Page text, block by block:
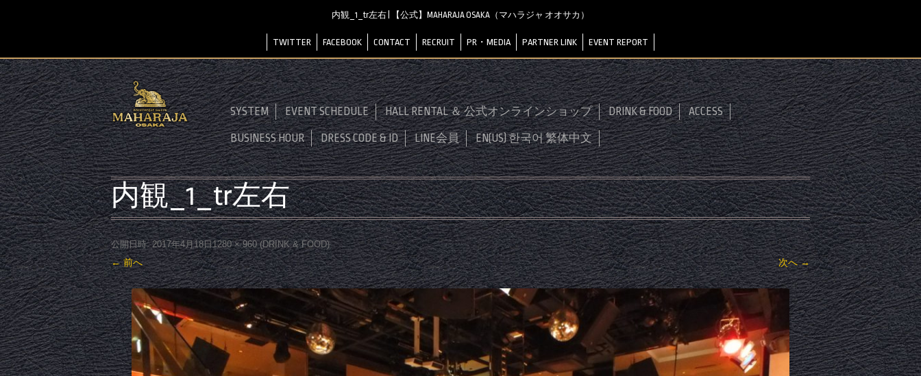
内観_1_tr左右 | 【公式】MAHARAJA OSAKA（マハラジャ オオサカ）
TWITTER FACEBOOK CONTACT RECRUIT PR・MEDIA PARTNER LINK EVENT REPORT
SYSTEM EVENT SCHEDULE HALL RENTAL ＆ 公式オンラインショップ DRINK & FOOD ACCESS
BUSINESS HOUR DRESS CODE & ID LINE会員 EN(US) 한국어 繁体中文
内観_1_tr左右
公開日時: 2017年4月18日1280 × 960(DRINK & FOOD)
← 前へ 次へ →